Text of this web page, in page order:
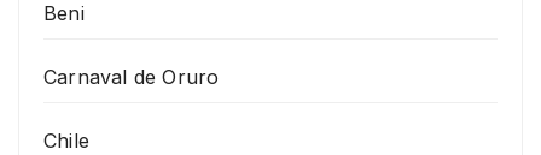
Beni
Carnaval de Oruro
Chile